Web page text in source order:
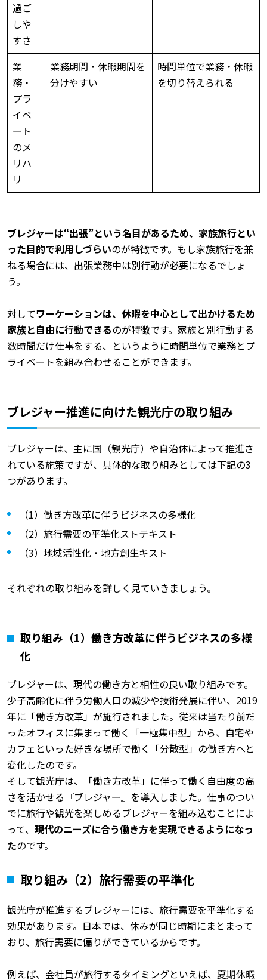
過ご
しや
すさ
業
務・
プラ
イベ
ート
のメ
リハ
リ
業務期間・休暇期間を
分けやすい
時間単位で業務・休暇
を切り替えられる
ブレジャーは“出張”という名目があるため、家族旅行とい
った目的で利用しづらいのが特徴です。もし家族旅行を兼
ねる場合には、出張業務中は別行動が必要になるでしょ
う。
対してワーケーションは、休暇を中心として出かけるため
家族と自由に行動できるのが特徴です。家族と別行動する
数時間だけ仕事をする、というように時間単位で業務とプ
ライベートを組み合わせることができます。
ブレジャー推進に向けた観光庁の取り組み
ブレジャーは、主に国（観光庁）や自治体によって推進さ
れている施策ですが、具体的な取り組みとしては下記の3
つがあります。
（1）働き方改革に伴うビジネスの多様化
（2）旅行需要の平準化ストテキスト
（3）地域活性化・地方創生キスト
それぞれの取り組みを詳しく見ていきましょう。
取り組み（1）働き方改革に伴うビジネスの多様
化
ブレジャーは、現代の働き方と相性の良い取り組みです。
少子高齢化に伴う労働人口の減少や技術発展に伴い、2019
年に「働き方改革」が施行されました。従来は当たり前だ
ったオフィスに集まって働く「一極集中型」から、自宅や
カフェといった好きな場所で働く「分散型」の働き方へと
変化したのです。
そして観光庁は、「働き方改革」に伴って働く自由度の高
さを活かせる『ブレジャー』を導入しました。仕事のつい
でに旅行や観光を楽しめるブレジャーを組み込むことによ
って、 現代のニーズに合う働き方を実現できるようになっ
たのです。
取り組み（2）旅行需要の平準化
観光庁が推進するブレジャーには、旅行需要を平準化する
効果があります。日本では、休みが同じ時期にまとまって
おり、旅行需要に偏りができているからです。
例えば、会社員が旅行するタイミングといえば、夏期休暇